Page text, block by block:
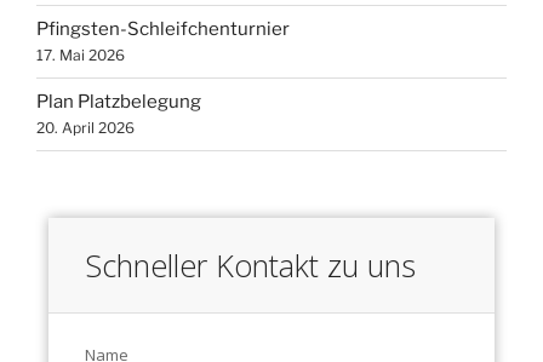
Pfingsten-Schleifchenturnier
17. Mai 2026
Plan Platzbelegung
20. April 2026
Schneller Kontakt zu uns
Name